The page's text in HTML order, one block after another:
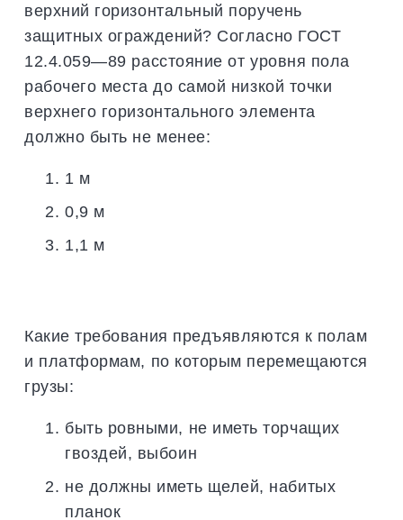
верхний горизонтальный поручень
защитных ограждений? Согласно ГОСТ
12.4.059—89 расстояние от уровня пола
рабочего места до самой низкой точки
верхнего горизонтального элемента
должно быть не менее:
1 м
0,9 м
1,1 м
Какие требования предъявляются к полам
и платформам, по которым перемещаются
грузы:
быть ровными, не иметь торчащих
гвоздей, выбоин
не должны иметь щелей, набитых
планок